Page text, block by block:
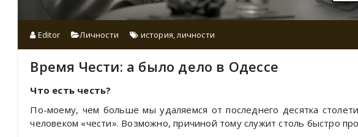
Editor Личности история,личности
Время Чести: а было дело в Одессе
Что есть честь?
По-моему, чем больше мы удаляемся от последнего десятка
человеком «чести». Возможно, причиной тому служит столь быстро